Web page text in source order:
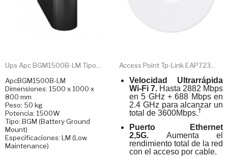
Ups Apc BGM1500B-LM Tipo...
ApcBGM1500B-LM
Dimensiones: 1500 x 1000 x
800 mm
Peso: 50 kg
Potencia: 1500W
Tipo: BGM (Battery Ground
Mount)
Especificaciones: LM (Low
Maintenance)
Access Point Tp-Link EAP723...
Velocidad Ultrarrápida
Wi-Fi 7. Hasta 2882 Mbps
en 5 GHz + 688 Mbps en
2.4 GHz para alcanzar un
total de 3600Mbps.†
Puerto Ethernet
2,5G. Aumenta el
rendimiento total de la red
con el acceso por cable.